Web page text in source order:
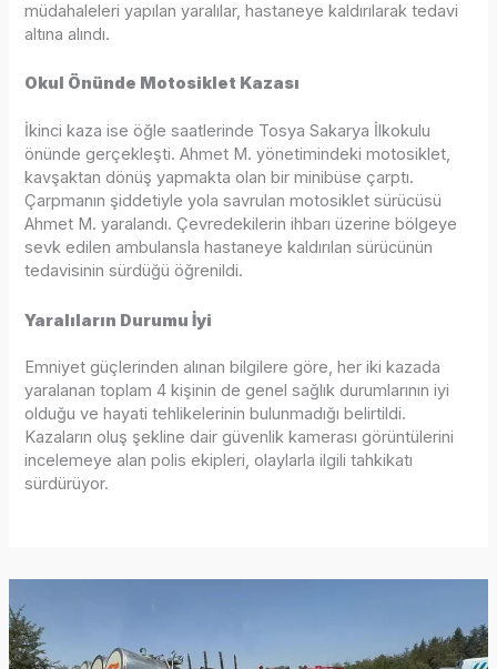
müdahaleleri yapılan yaralılar, hastaneye kaldırılarak tedavi
altına alındı.
Okul Önünde Motosiklet Kazası
İkinci kaza ise öğle saatlerinde Tosya Sakarya İlkokulu
önünde gerçekleşti. Ahmet M. yönetimindeki motosiklet,
kavşaktan dönüş yapmakta olan bir minibüse çarptı.
Çarpmanın şiddetiyle yola savrulan motosiklet sürücüsü
Ahmet M. yaralandı. Çevredekilerin ihbarı üzerine bölgeye
sevk edilen ambulansla hastaneye kaldırılan sürücünün
tedavisinin sürdüğü öğrenildi.
Yaralıların Durumu İyi
Emniyet güçlerinden alınan bilgilere göre, her iki kazada
yaralanan toplam 4 kişinin de genel sağlık durumlarının iyi
olduğu ve hayati tehlikelerinin bulunmadığı belirtildi.
Kazaların oluş şekline dair güvenlik kamerası görüntülerini
incelemeye alan polis ekipleri, olaylarla ilgili tahkikatı
sürdürüyor.